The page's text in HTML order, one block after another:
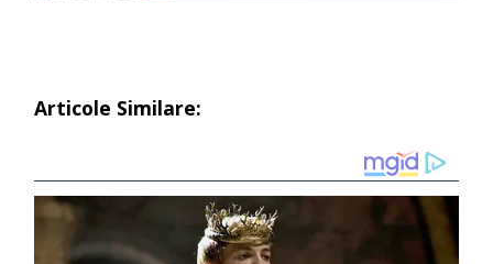
Articole Similare: